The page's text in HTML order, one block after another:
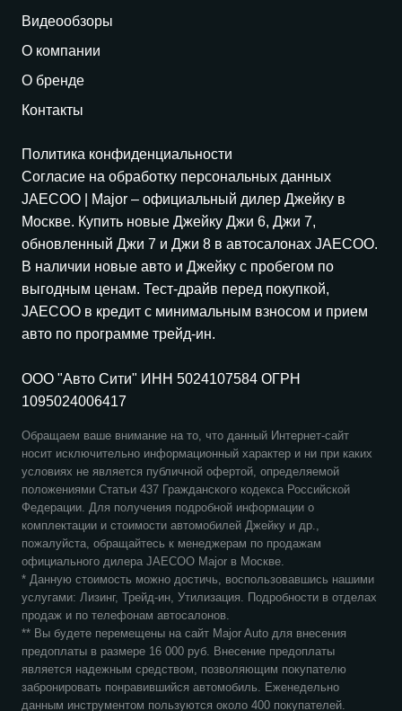
Видеообзоры
О компании
О бренде
Контакты
Политика конфиденциальности
Согласие на обработку персональных данных
JAECOO | Major – официальный дилер Джейку в
Москве. Купить новые Джейку Джи 6, Джи 7,
обновленный Джи 7 и Джи 8 в автосалонах JAECOO.
В наличии новые авто и Джейку с пробегом по
выгодным ценам. Тест-драйв перед покупкой,
JAECOO в кредит с минимальным взносом и прием
авто по программе трейд-ин.
ООО "Авто Сити" ИНН 5024107584 ОГРН
1095024006417
Обращаем ваше внимание на то, что данный Интернет-сайт
носит исключительно информационный характер и ни при каких
условиях не является публичной офертой, определяемой
положениями Статьи 437 Гражданского кодекса Российской
Федерации. Для получения подробной информации о
комплектации и стоимости автомобилей Джейку и др.,
пожалуйста, обращайтесь к менеджерам по продажам
официального дилера JAECOO Major в Москве.
* Данную стоимость можно достичь, воспользовавшись нашими
услугами: Лизинг, Трейд-ин, Утилизация. Подробности в отделах
продаж и по телефонам автосалонов.
** Вы будете перемещены на сайт Major Auto для внесения
предоплаты в размере 16 000 руб. Внесение предоплаты
является надежным средством, позволяющим покупателю
забронировать понравившийся автомобиль. Еженедельно
данным инструментом пользуются около 400 покупателей.